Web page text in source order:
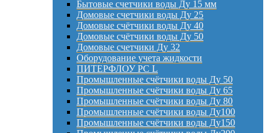
Бытовые счетчики воды Ду 15 мм
Домовые счетчики воды Ду 25
Домовые счётчики воды Ду 40
Домовые счётчики воды Ду 50
Домовые счетчики Ду 32
Оборудование учета жидкости
ПИТЕРФЛОУ РС L
Промышленные счётчики воды Ду 50
Промышленные счётчики воды Ду 65
Промышленные счётчики воды Ду 80
Промышленные счётчики воды Ду100
Промышленные счётчики воды Ду150